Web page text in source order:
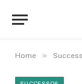
Home »